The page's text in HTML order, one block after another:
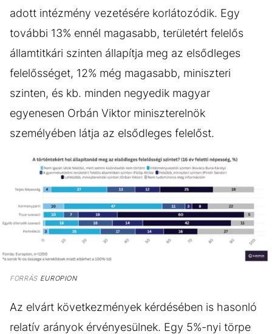
adott intézmény vezetésére korlátozódik. Egy
további 13% ennél magasabb, területért felelős
államtitkári szinten állapítja meg az elsődleges
felelősséget, 12% még magasabb, miniszteri
szinten, és kb. minden negyedik magyar
egyenesen Orbán Viktor miniszterelnök
személyében látja az elsődleges felelőst.
FORRÁSEUROPION
Az elvárt következmények kérdésében is hasonló
relatív arányok érvényesülnek. Egy 5%-nyi törpe